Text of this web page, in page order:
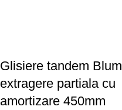
Glisiere tandem Blum
extragere partiala cu
amortizare 450mm